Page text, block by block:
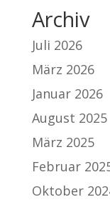
Archiv
Juli 2026
März 2026
Januar 2026
August 2025
März 2025
Februar
Oktober